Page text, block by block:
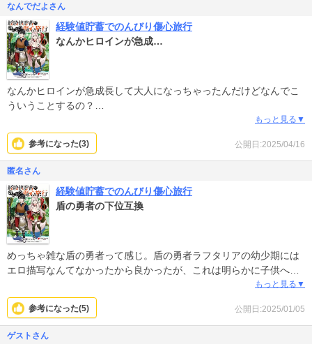
子ども、児童が対象な性的サービスカットは、不快なので避けて欲
しいと思うが、この手のファンタジーは、コミカライズの売れ行き
を意識するあまり、サービスカットは欠かせないものとなってい
る。
せめてサービスカットは成人にして欲しい。
出版社、編集者に排他的な思春期前の児童に対して性的に惹かれる
ペドフィリアがいるのかもしれないが。ストーリーが良くても良さ
なんでだよさん
経験値貯蓄でのんびり傷心旅行
なんかヒロインが急成…
なんかヒロインが急成長して大人になっちゃったんだけどなんでこ
ういうことするの？
もっと見る▼
公開日:2025/04/16
参考になった(3)
匿名さん
経験値貯蓄でのんびり傷心旅行
盾の勇者の下位互換
めっちゃ雑な盾の勇者って感じ。盾の勇者ラフタリアの幼少期には
エロ描写なんてなかったから良かったが、これは明らかに子供への
もっと見る▼
公開日:2025/01/05
参考になった(5)
ゲストさん